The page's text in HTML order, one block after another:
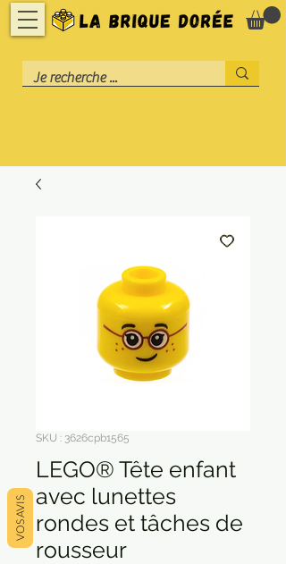
SKU : 3626cpb1565
LEGO® Tête enfant
avec lunettes
rondes et tâches de
rousseur
VOS AVIS